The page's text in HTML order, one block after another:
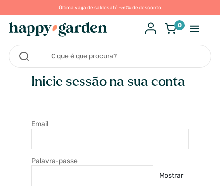
Última vaga de saldos até -50% de desconto
0
Inicie sessão na sua conta
Email
Palavra-passe
Mostrar